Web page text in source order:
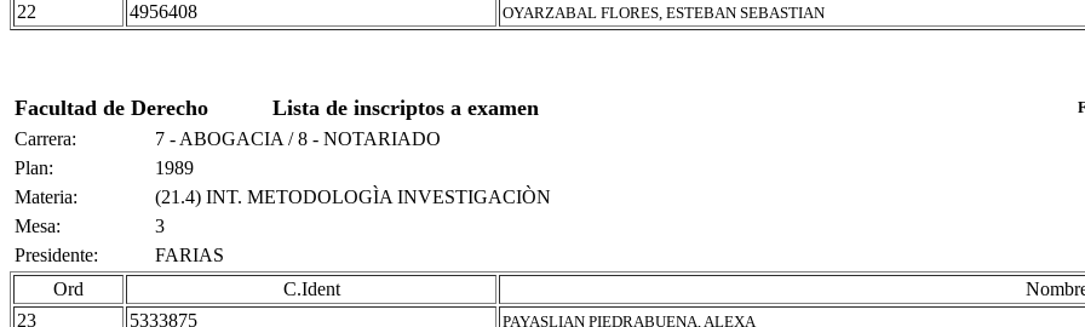
22 4956408 OYARZABAL FLORES, ESTEBAN SEBASTIAN
Facultad de Derecho Lista de inscriptos a examen
Carrera:
7 - ABOGACIA / 8 - NOTARIADO
Plan:
1989
Materia:
(21.4) INT. METODOLOGÌA INVESTIGACIÒN
Mesa:
3
Presidente:
FARIAS
Ord
C.Ident
23
5333875 PAYASLIAN PIEDRABUENA, ALEXA